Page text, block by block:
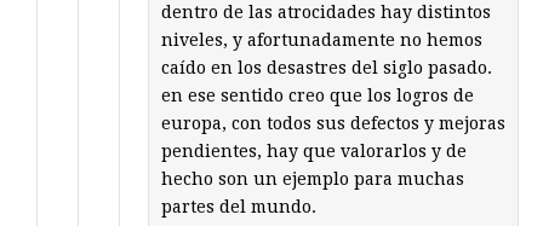
dentro de las atrocidades hay distintos
niveles, y afortunadamente no hemos
caído en los desastres del siglo pasado.
en ese sentido creo que los logros de
europa, con todos sus defectos y mejoras
pendientes, hay que valorarlos y de
hecho son un ejemplo para muchas
partes del mundo.